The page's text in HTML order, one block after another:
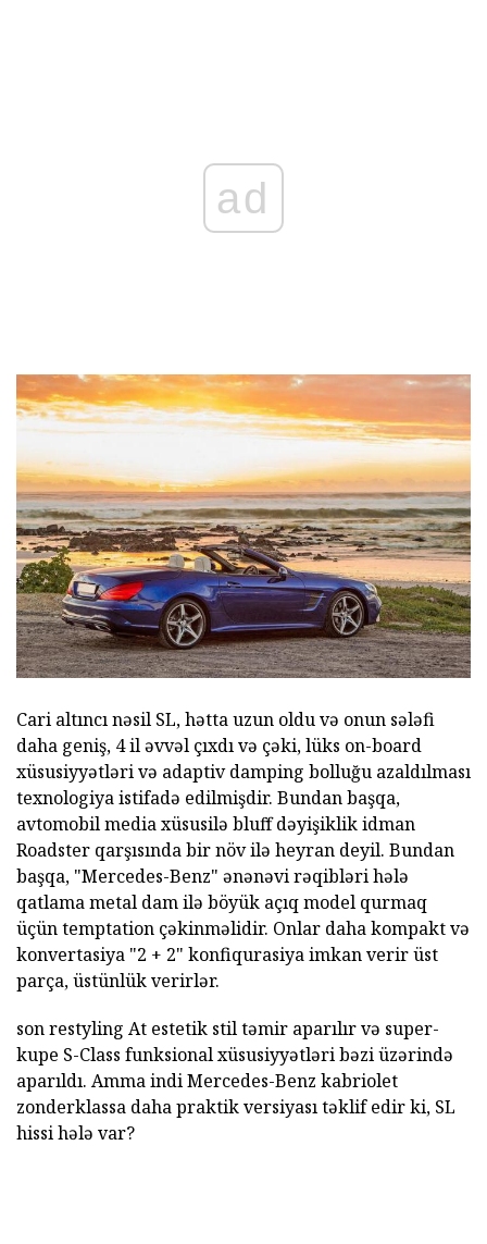
ad
Cari altıncı nəsil SL, hətta uzun oldu və onun sələfi
daha geniş, 4 il əvvəl çıxdı və çəki, lüks on-board
xüsusiyyətləri və adaptiv damping bolluğu azaldılması
texnologiya istifadə edilmişdir. Bundan başqa,
avtomobil media xüsusilə bluff dəyişiklik idman
Roadster qarşısında bir növ ilə heyran deyil. Bundan
başqa, "Mercedes-Benz" ənənəvi rəqibləri hələ
qatlama metal dam ilə böyük açıq model qurmaq
üçün temptation çəkinməlidir. Onlar daha kompakt və
konvertasiya "2 + 2" konfiqurasiya imkan verir üst
parça, üstünlük verirlər.
son restyling At estetik stil təmir aparılır və super-
kupe S-Class funksional xüsusiyyətləri bəzi üzərində
aparıldı. Amma indi Mercedes-Benz kabriolet
zonderklassa daha praktik versiyası təklif edir ki, SL
hissi hələ var?